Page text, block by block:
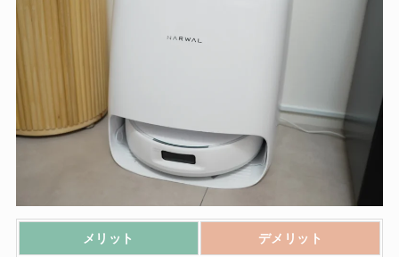
メリット デメリット